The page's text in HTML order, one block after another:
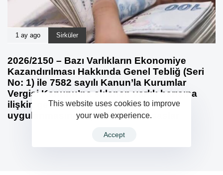
1 ay ago Sirküler
2026/2150 – Bazı Varlıkların Ekonomiye
Kazandırılması Hakkında Genel Tebliğ (Seri
No: 1) ile 7582 sayılı Kanun’la Kurumlar
Vergisi Kanunu’na eklenen varlık barışına
ilişkin geçici 19 uncu maddenin
uygulanmasına ilişkin usul ve esaslar
This website uses cookies to improve
your web experience.
Accept